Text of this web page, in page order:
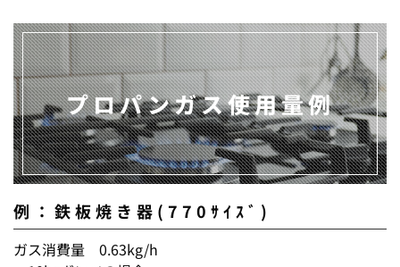
プロパンガス使用量例
例：鉄板焼き器(770ｻｲｽﾞ)
ガス消費量 0.63kg/h